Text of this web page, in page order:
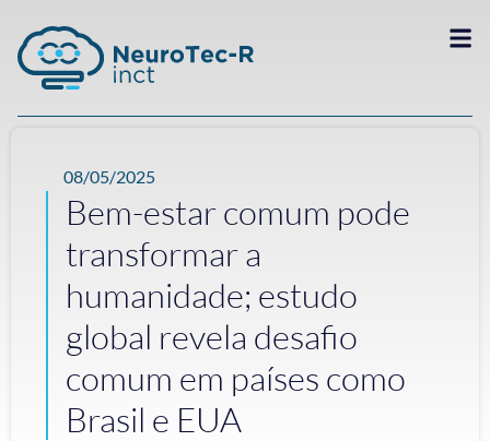
08/05/2025
Bem-estar comum pode
transformar a
humanidade; estudo
global revela desafio
comum em países como
Brasil e EUA